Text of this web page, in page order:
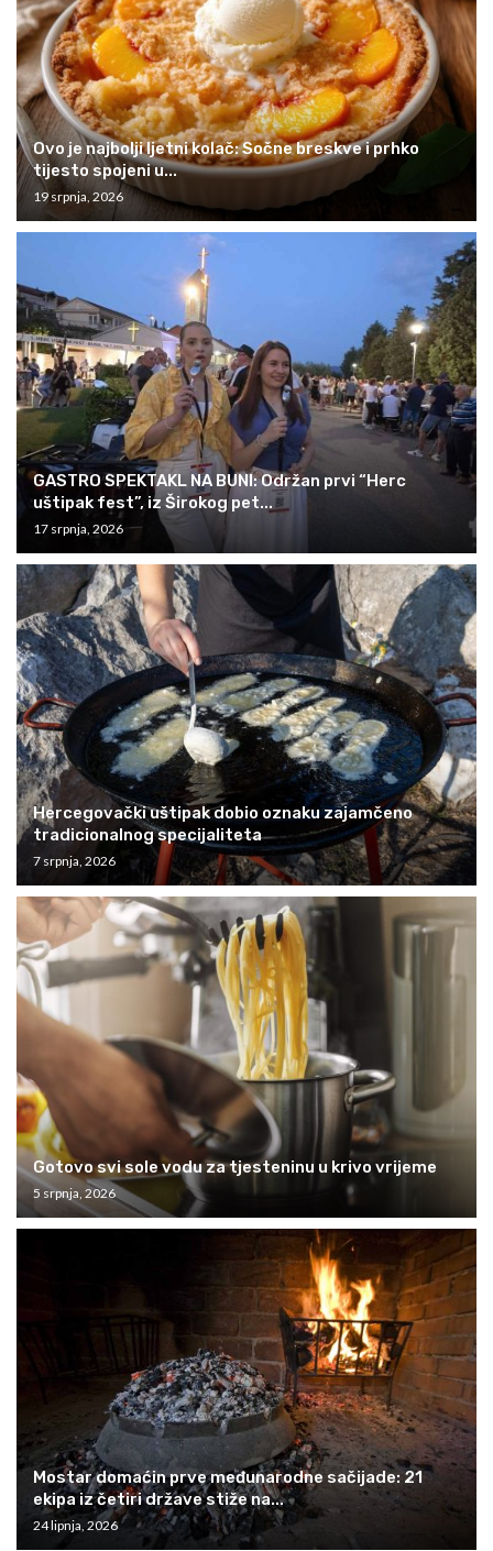
Ovo je najbolji ljetni kolač: Sočne breskve i prhko
tijesto spojeni u...
19 srpnja, 2026
GASTRO SPEKTAKL NA BUNI: Održan prvi “Herc
uštipak fest”, iz Širokog pet...
17 srpnja, 2026
Hercegovački uštipak dobio oznaku zajamčeno
tradicionalnog specijaliteta
7 srpnja, 2026
Gotovo svi sole vodu za tjesteninu u krivo vrijeme
5 srpnja, 2026
Mostar domaćin prve međunarodne sačijade: 21
ekipa iz četiri države stiže na...
24 lipnja, 2026